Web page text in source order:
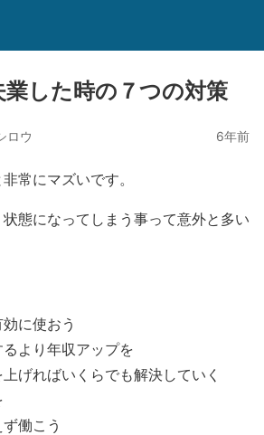
した時の７つの対策
ロウ 6年前
常にマズいです。
態になってしまう事って意外と多い
に使おう
より年収アップを
げればいくらでも解決していく
働こう